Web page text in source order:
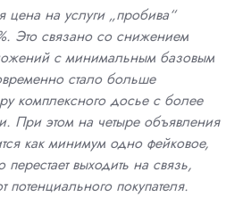
цена на услуги „пробива“
Это связано со снижением
с минимальным базовым
стало больше
комплексного досье с более
При этом на четыре объявления
как минимум одно фейковое,
перестает выходить на связь,
потенциального покупателя.